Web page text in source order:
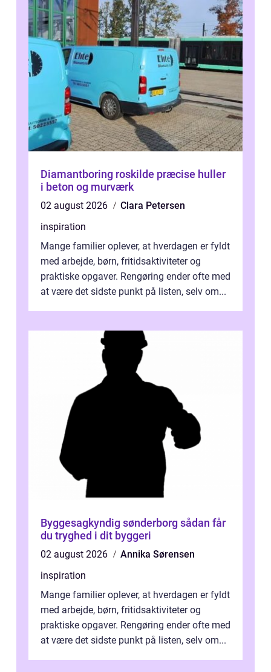
Diamantboring roskilde præcise huller
i beton og murværk
02 august 2026
Clara Petersen
inspiration
Mange familier oplever, at hverdagen er fyldt
med arbejde, børn, fritidsaktiviteter og
praktiske opgaver. Rengøring ender ofte med
at være det sidste punkt på listen, selv om...
Byggesagkyndig sønderborg sådan får
du tryghed i dit byggeri
02 august 2026
Annika Sørensen
inspiration
Mange familier oplever, at hverdagen er fyldt
med arbejde, børn, fritidsaktiviteter og
praktiske opgaver. Rengøring ender ofte med
at være det sidste punkt på listen, selv om...